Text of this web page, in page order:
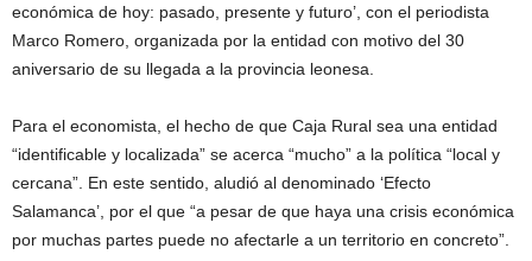
económica de hoy: pasado, presente y futuro’, con el periodista
Marco Romero, organizada por la entidad con motivo del 30
aniversario de su llegada a la provincia leonesa.
Para el economista, el hecho de que Caja Rural sea una entidad
“identificable y localizada” se acerca “mucho” a la política “local y
cercana”. En este sentido, aludió al denominado ‘Efecto
Salamanca’, por el que “a pesar de que haya una crisis económica
por muchas partes puede no afectarle a un territorio en concreto”.